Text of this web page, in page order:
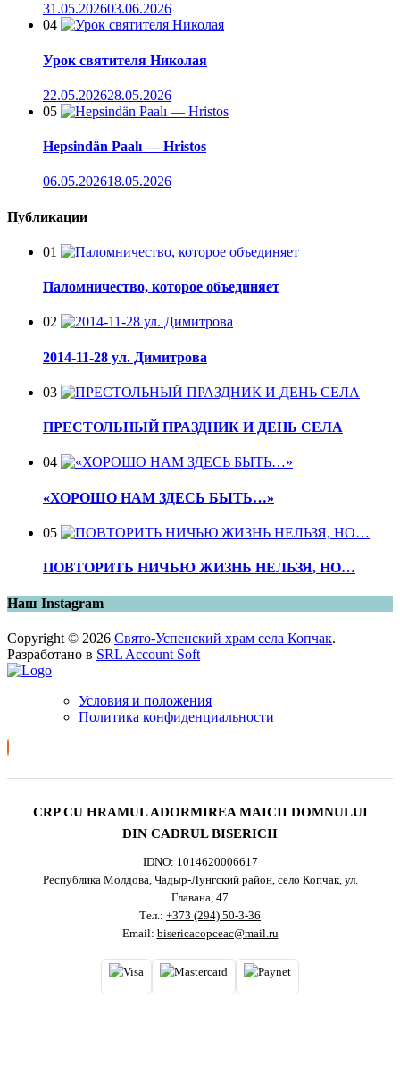
31.05.202603.06.2026
04
Урок святителя Николая
22.05.202628.05.2026
05
Hepsindän Paalı — Hristos
06.05.202618.05.2026
Публикации
01
Паломничество, которое объединяет
02
2014-11-28 ул. Димитрова
03
ПРЕСТОЛЬНЫЙ ПРАЗДНИК И ДЕНЬ СЕЛА
04
«ХОРОШО НАМ ЗДЕСЬ БЫТЬ…»
05
ПОВТОРИТЬ НИЧЬЮ ЖИЗНЬ НЕЛЬЗЯ, НО…
Наш Instagram
Copyright © 2026 Свято-Успенский храм села Копчак.
Разработано в SRL Account Soft
Условия и положения
Политика конфиденциальности
CRP CU HRAMUL ADORMIREA MAICII DOMNULUI
DIN CADRUL BISERICII
IDNO: 1014620006617
Республика Молдова, Чадыр-Лунгский район, село Копчак, ул.
Главана, 47
Тел.: +373 (294) 50-3-36
Email: bisericacopceac@mail.ru